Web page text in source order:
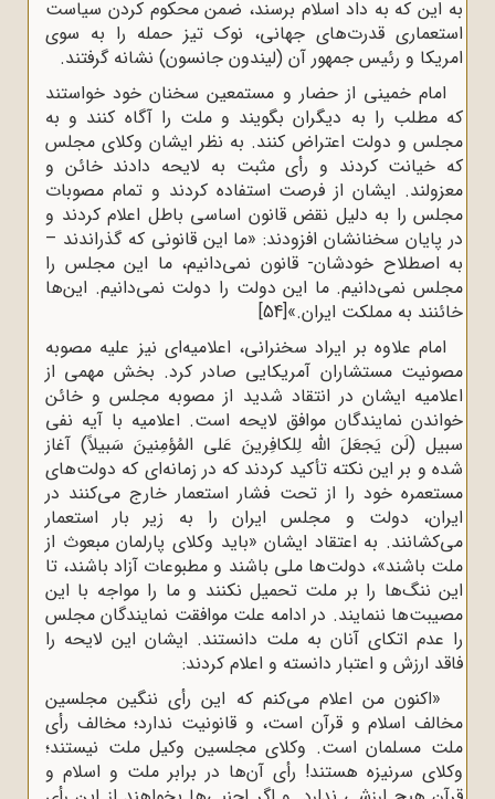
به این که به داد اسلام برسند، ضمن محکوم کردن سیاست
استعماری قدرت‌های جهانی، نوک تیز حمله را به سوی
امریکا و رئیس جمهور آن (لیندون جانسون) نشانه گرفتند.
امام خمینی از حضار و مستمعین سخنان خود خواستند
که مطلب را به دیگران بگویند و ملت را آگاه کنند و به
مجلس و دولت اعتراض کنند. به نظر ایشان وکلای مجلس
که خیانت کردند و رأی مثبت به لایحه دادند خائن و
معزولند. ایشان از فرصت استفاده کردند و تمام مصوبات
مجلس را به دلیل نقض قانون اساسی باطل اعلام کردند و
در پایان سخنانشان افزودند: «ما این قانونی که گذراندند –
به اصطلاح خودشان- قانون نمی‌دانیم، ما این مجلس را
مجلس نمی‌دانیم. ما این دولت را دولت نمی‌دانیم. این‌ها
خائنند به مملکت ایران.»[54]
امام علاوه بر ایراد سخنرانی، اعلامیه‌ای نیز علیه مصوبه
مصونیت مستشاران آمریکایی صادر کرد. بخش مهمی از
اعلامیه ایشان در انتقاد شدید از مصوبه مجلس و خائن
خواندن نمایندگان موافق لایحه است. اعلامیه با آیه نفی
سبیل (لَن یَجعَلَ الله لِلکافِرینَ عَلی المُؤمِنینَ سَبیلاً) آغاز
شده و بر این نکته تأکید کردند که در زمانه‌ای که دولت‌های
مستعمره خود را از تحت فشار استعمار خارج می‌کنند در
ایران، دولت و مجلس ایران را به زیر بار استعمار
می‌کشانند. به اعتقاد ایشان «باید وکلای پارلمان مبعوث از
ملت باشند»، دولت‌ها ملی باشند و مطبوعات آزاد باشند، تا
این ننگ‌ها را بر ملت تحمیل نکنند و ما را مواجه با این
مصیبت‌ها ننمایند. در ادامه علت موافقت نمایندگان مجلس
را عدم اتکای آنان به ملت دانستند. ایشان این لایحه را
فاقد ارزش و اعتبار دانسته و اعلام کردند:
«اکنون من اعلام می‌کنم که این رأى ننگین مجلسین
مخالف اسلام و قرآن است، و قانونیت ندارد؛ مخالف رأى
ملت مسلمان است. وکلاى مجلسین وکیل ملت نیستند؛
وکلاى سرنیزه هستند! رأى آن‌ها در برابر ملت و اسلام و